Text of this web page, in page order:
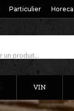
Particulier Horeca
VIN